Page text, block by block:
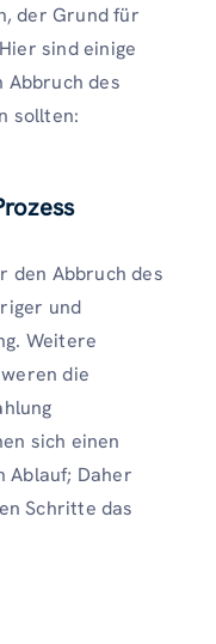
der Grund für
sind einige
des
sollten:
den Abbruch des
und
Weitere
die
sich einen
Ablauf; Daher
Schritte das